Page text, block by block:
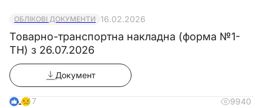
ОБЛІКОВІ ДОКУМЕНТИ 16.02.2026
Товарно-транспортна накладна (форма №1-
ТН) з 26.07.2026
Документ
17
9940